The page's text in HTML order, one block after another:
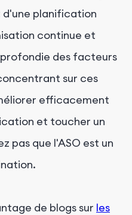
d'une planification
continue et
des facteurs
sur ces
efficacement
et toucher un
pas que l'ASO est un
de blogs sur les